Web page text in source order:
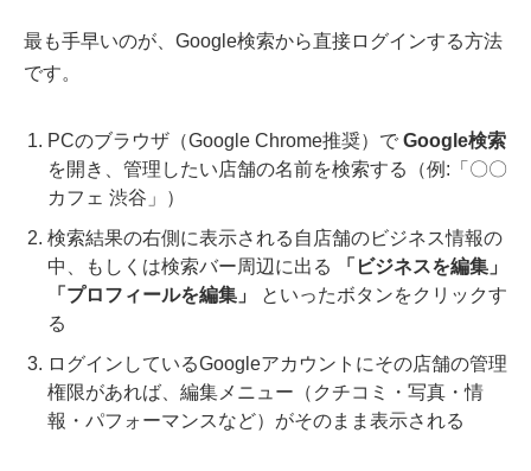
最も手早いのが、Google検索から直接ログインする方法
です。
PCのブラウザ（Google Chrome推奨）で Google検索
を開き、管理したい店舗の名前を検索する（例:「〇〇
カフェ 渋谷」）
検索結果の右側に表示される自店舗のビジネス情報の
中、もしくは検索バー周辺に出る
「ビジネスを編集」
「プロフィールを編集」
といったボタンをクリックす
る
ログインしているGoogleアカウントにその店舗の管理
権限があれば、編集メニュー（クチコミ・写真・情
報・パフォーマンスなど）がそのまま表示される